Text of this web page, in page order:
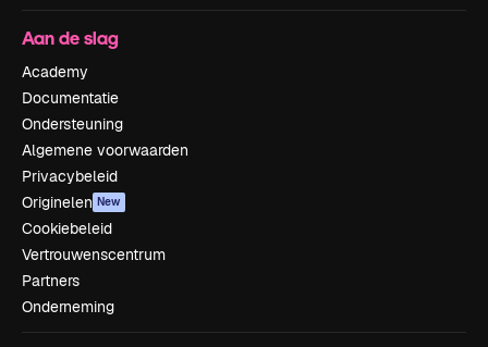
Aan de slag
Academy
Documentatie
Ondersteuning
Algemene voorwaarden
Privacybeleid
Originelen New
Cookiebeleid
Vertrouwenscentrum
Partners
Onderneming